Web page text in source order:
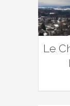
Le